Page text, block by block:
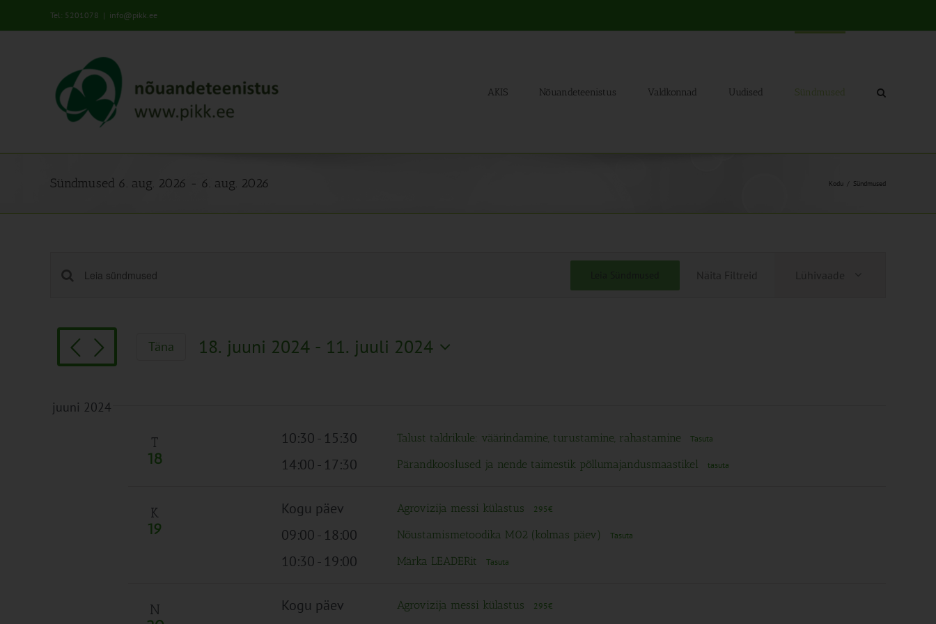
Tel: 5201078 | info@pikk.ee
AKIS Nõuandeteenistus Valdkonnad Uudised Sündmused
Sündmused 6. aug. 2026 - 6. aug. 2026 Kodu Sündmused
Sündmused
Views
Navigation
Enter
for
Sündmused
by
Näita Filtreid
Views
Lühivaade
Täna 18. juuni 2024 - 11. juuli 2024
juuni 2024
T
18
10:30- 15:30 Talust taldrikule: väärindamine, turustamine, rahastamine Tasuta
14:00- 17:30 Pärandkooslused ja nende taimestik põllumajandusmaastikel tasuta
K
19
Kogu päev Agrovizija messi külastus 295€
09:00- 18:00 Nõustamismetoodika M02 (kolmas päev) Tasuta
10:30- 19:00 Märka LEADERit Tasuta
N Kogu päev Agrovizija messi külastus 295€